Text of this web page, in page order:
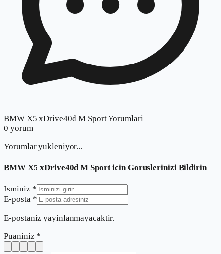
BMW X5 xDrive40d M Sport Yorumlari
0 yorum
Yorumlar yukleniyor...
BMW X5 xDrive40d M Sport icin Goruslerinizi Bildirin
Isminiz *
E-posta *
E-postaniz yayinlanmayacaktir.
Puaniniz *